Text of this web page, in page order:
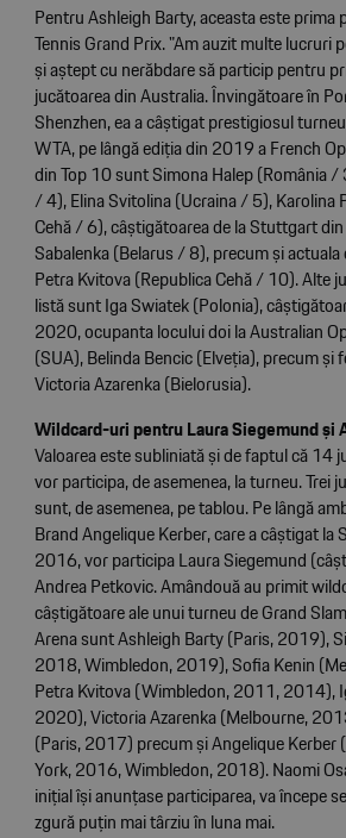
Pentru Ashleigh Barty, aceasta este prima
Tennis Grand Prix. "Am auzit multe lucruri
și aștept cu nerăbdare să particip pentru
jucătoarea din Australia. Învingătoare în
Shenzhen, ea a câștigat prestigiosul
WTA, pe lângă ediția din 2019 a French
din Top 10 sunt Simona Halep (România
/ 4), Elina Svitolina (Ucraina / 5), Karolina
Cehă / 6), câștigătoarea de la Stuttgart
Sabalenka (Belarus / 8), precum și
Petra Kvitova (Republica Cehă / 10). Alte
listă sunt Iga Swiatek (Polonia),
2020, ocupanta locului doi la Australian
(SUA), Belinda Bencic (Elveția), precum și
Victoria Azarenka (Bielorusia).
Wildcard-uri pentru Laura Siegemund și
Valoarea este subliniată și de faptul că 14
vor participa, de asemenea, la turneu. Trei
sunt, de asemenea, pe tablou. Pe lângă
Brand Angelique Kerber, care a câștigat
2016, vor participa Laura Siegemund
Andrea Petkovic. Amândouă au primit
câștigătoare ale unui turneu de Grand
Arena sunt Ashleigh Barty (Paris, 2019),
2018, Wimbledon, 2019), Sofia Kenin
Petra Kvitova (Wimbledon, 2011, 2014),
2020), Victoria Azarenka (Melbourne,
(Paris, 2017) precum și Angelique Kerber
York, 2016, Wimbledon, 2018). Naomi
inițial își anunțase participarea, va începe
zgură puțin mai târziu în luna mai.